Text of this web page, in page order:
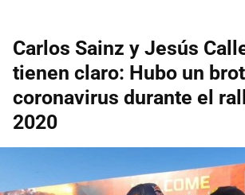
Carlos Sainz y Jesús
tienen claro: Hubo un
coronavirus durante el
2020